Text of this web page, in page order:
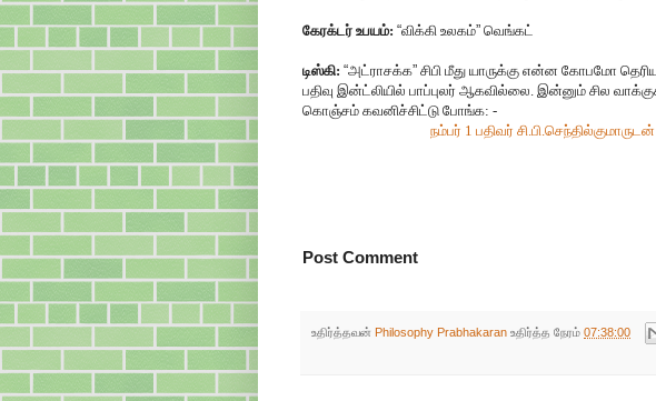
கேரக்டர் உபயம்: “விக்கி உலகம்” வெங்கட்
டிஸ்கி: “அட்ராசக்க” சிபி மீது யாருக்கு என்ன கோபமோ
பதிவு இன்ட்லியில் பாப்புலர் ஆகவில்லை. இன்னும் சில
கொஞ்சம் கவனிச்சிட்டு போங்க: -
நம்பர் 1 பதிவர்
Post Comment
உதிர்த்தவன் Philosophy Prabhakaran உதிர்த்த நேரம் 07:38:00